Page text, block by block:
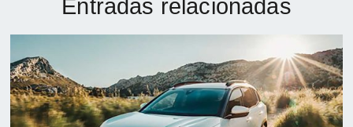
Entradas relacionadas